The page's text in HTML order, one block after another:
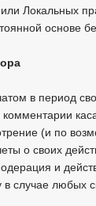
Локальных
основе
в период
(и по
о своих
и
случае любых